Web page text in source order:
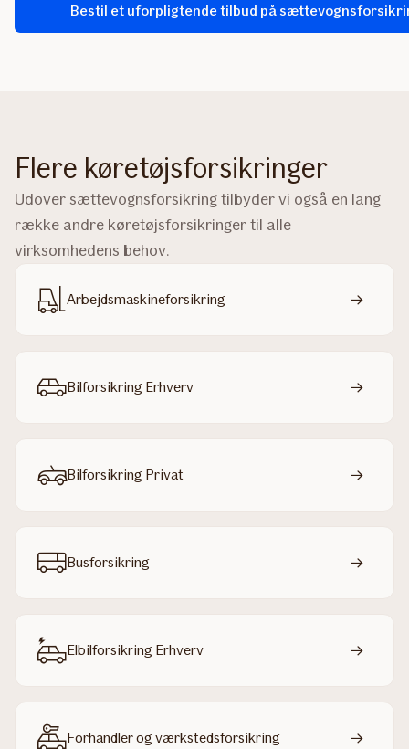
Bestil et uforpligtende tilbud på
Flere køretøjsforsikringer
Udover sættevognsforsikring tilbyder vi også en lang
række andre køretøjsforsikringer til alle
virksomhedens behov.
Arbejdsmaskineforsikring
Bilforsikring Erhverv
Bilforsikring Privat
Busforsikring
Elbilforsikring Erhverv
Forhandler og værkstedsforsikring